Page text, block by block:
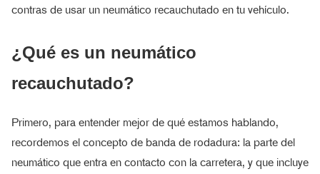
contras de usar un neumático recauchutado en tu vehículo.
¿Qué es un neumático
recauchutado?
Primero, para entender mejor de qué estamos hablando,
recordemos el concepto de banda de rodadura: la parte del
neumático que entra en contacto con la carretera, y que incluye